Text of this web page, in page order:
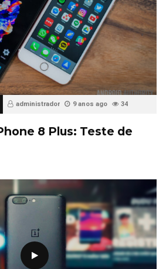
administrador 9 anos ago 34
8 Plus: Teste de